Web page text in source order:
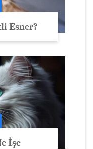
Esner?
İşe